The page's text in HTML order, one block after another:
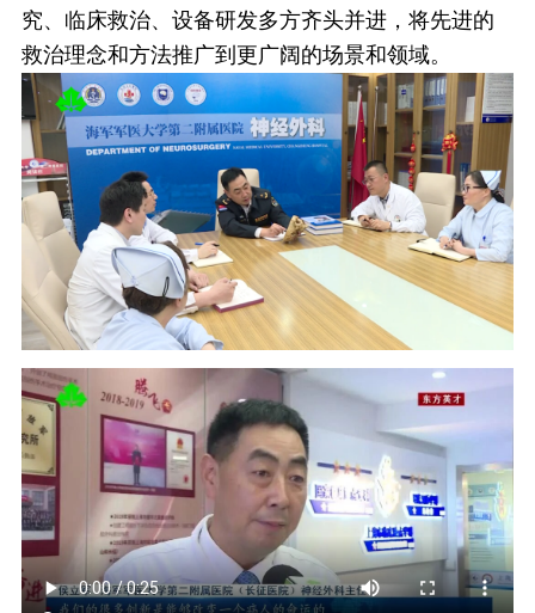
究、临床救治、设备研发多方齐头并进，将先进的
救治理念和方法推广到更广阔的场景和领域。